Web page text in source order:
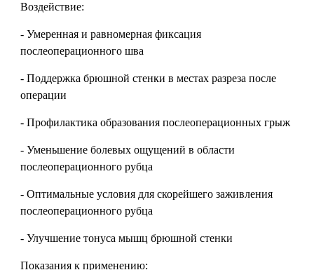
Воздействие:
- Умеренная и равномерная фиксация
послеоперационного шва
- Поддержка брюшной стенки в местах разреза после
операции
- Профилактика образования послеоперационных грыж
- Уменьшение болевых ощущений в области
послеоперационного рубца
- Оптимальные условия для скорейшего заживления
послеоперационного рубца
- Улучшение тонуса мышц брюшной стенки
Показания к применению: